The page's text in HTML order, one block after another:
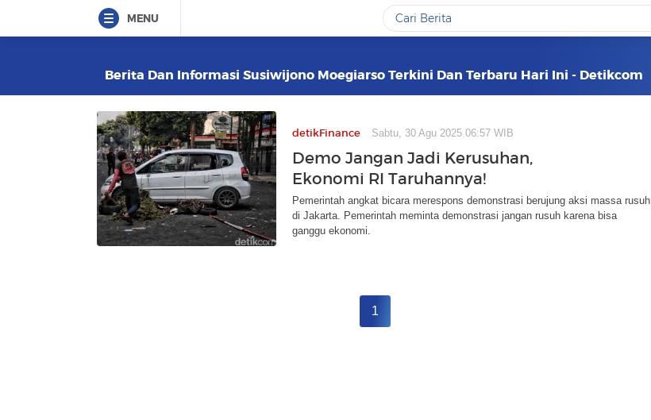
MENU
Berita Dan Informasi Susiwijono Moegiarso Terkini Dan Terbaru Hari Ini - Detikcom
detikFinance Sabtu, 30 Agu 2025 06:57 WIB
Demo Jangan Jadi Kerusuhan,
Ekonomi RI Taruhannya!
Pemerintah angkat bicara merespons demonstrasi berujung aksi massa rusuh
di Jakarta. Pemerintah meminta demonstrasi jangan rusuh karena bisa
ganggu ekonomi.
1